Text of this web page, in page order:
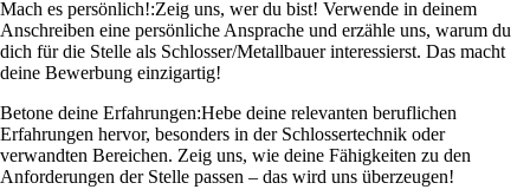
Mach es persönlich!:Zeig uns, wer du bist! Verwende in deinem
Anschreiben eine persönliche Ansprache und erzähle uns, warum du
dich für die Stelle als Schlosser/Metallbauer interessierst. Das macht
deine Bewerbung einzigartig!
Betone deine Erfahrungen:Hebe deine relevanten beruflichen
Erfahrungen hervor, besonders in der Schlossertechnik oder
verwandten Bereichen. Zeig uns, wie deine Fähigkeiten zu den
Anforderungen der Stelle passen – das wird uns überzeugen!